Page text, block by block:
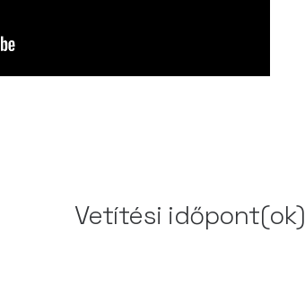
Vetítési időpont(ok)